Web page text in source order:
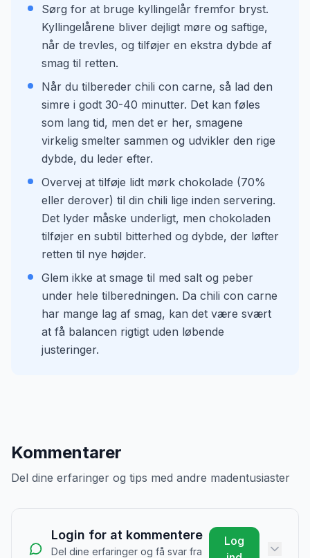
Sørg for at bruge kyllingelår fremfor bryst.
Kyllingelårene bliver dejligt møre og saftige,
når de trevles, og tilføjer en ekstra dybde af
smag til retten.
Når du tilbereder chili con carne, så lad den
simre i godt 30-40 minutter. Det kan føles
som lang tid, men det er her, smagene
virkelig smelter sammen og udvikler den rige
dybde, du leder efter.
Overvej at tilføje lidt mørk chokolade (70%
eller derover) til din chili lige inden servering.
Det lyder måske underligt, men chokoladen
tilføjer en subtil bitterhed og dybde, der løfter
retten til nye højder.
Glem ikke at smage til med salt og peber
under hele tilberedningen. Da chili con carne
har mange lag af smag, kan det være svært
at få balancen rigtigt uden løbende
justeringer.
Kommentarer
Del dine erfaringer og tips med andre madentusiaster
Login for at kommentere
Del dine erfaringer og få svar fra
Log